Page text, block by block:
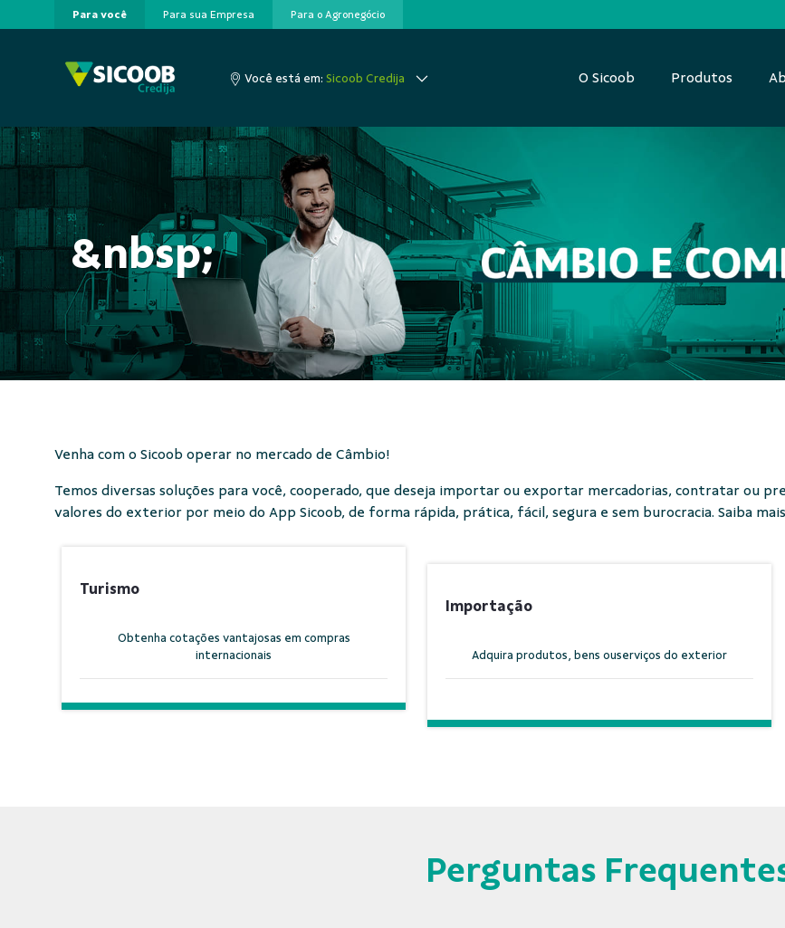
Pular para o Conteúdo principal
Para você Para sua Empresa Para o Agronegócio
Você está em:Sicoob Credija O Sicoob Produtos
&nbsp;
Venha com o Sicoob operar no mercado de Câmbio!
Temos diversas soluções para você, cooperado, que deseja importar ou exportar mercadorias, contratar ou
valores do exterior por meio do App Sicoob, de forma rápida, prática, fácil, segura e sem burocracia. Saiba
Turismo
Obtenha cotações vantajosas em compras
internacionais
Importação
Adquira produtos, bens ouserviços do exterior
Perguntas